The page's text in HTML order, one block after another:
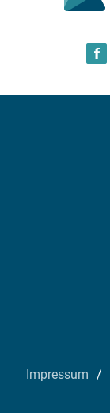
Impressum